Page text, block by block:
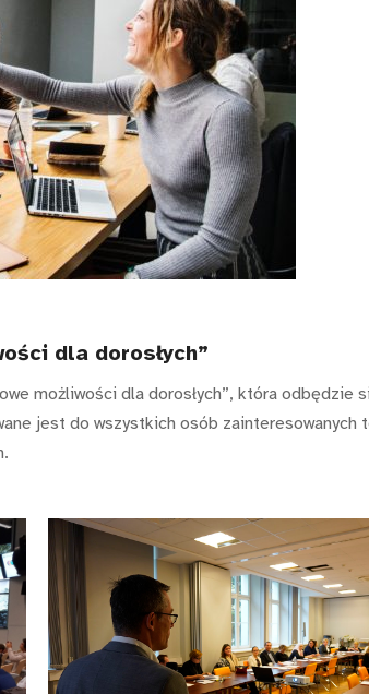
dla dorosłych”
możliwości dla dorosłych”, która odbędzie
jest do wszystkich osób zainteresowanych